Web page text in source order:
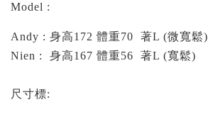
Model :
Andy : 身高172 體重70 著L (微寬鬆)
Nien : 身高167 體重56 著L (寬鬆)
尺寸標: